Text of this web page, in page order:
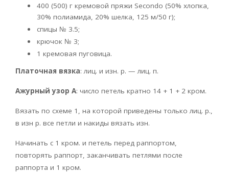
400 (500) г кремовой пряжи Secondo (50% хлопка,
30% полиамида, 20% шелка, 125 м/50 г);
спицы № 3.5;
крючок № 3;
1 кремовая пуговица.
Платочная вязка: лиц. и изн. р. — лиц. п.
Ажурный узор А: число петель кратно 14 + 1 + 2 кром.
Вязать по схеме 1, на которой приведены только лиц. р.,
в изн р. все петли и накиды вязать изн.
Начинать с 1 кром. и петель перед раппортом,
повторять раппорт, заканчивать петлями после
раппорта и 1 кром.